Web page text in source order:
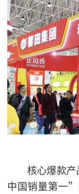
核心爆款
中国销量第一